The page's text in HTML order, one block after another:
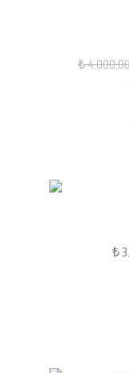
₺
₺